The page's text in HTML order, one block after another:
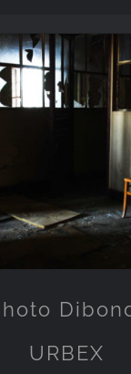
URBEX